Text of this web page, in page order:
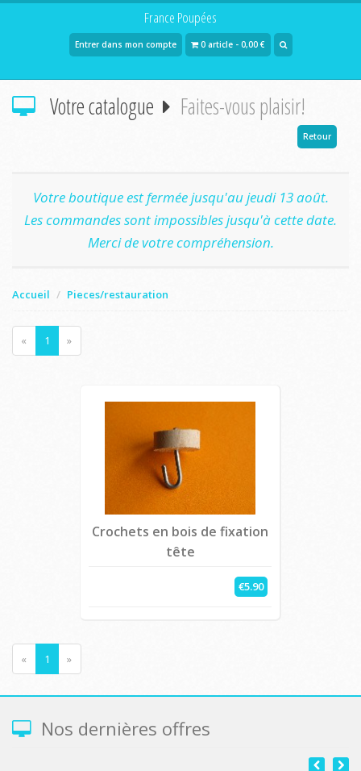
France Poupées
Entrer dans mon compte 0 article - 0,00 €
Votre catalogue Faites-vous plaisir!
Retour
Votre boutique est fermée jusqu'au jeudi 13 août.
Les commandes sont impossibles jusqu'à cette date.
Merci de votre compréhension.
Accueil Pieces/restauration
« 1 »
Crochets en bois de fixation
tête
€5.90
« 1 »
Nos dernières offres